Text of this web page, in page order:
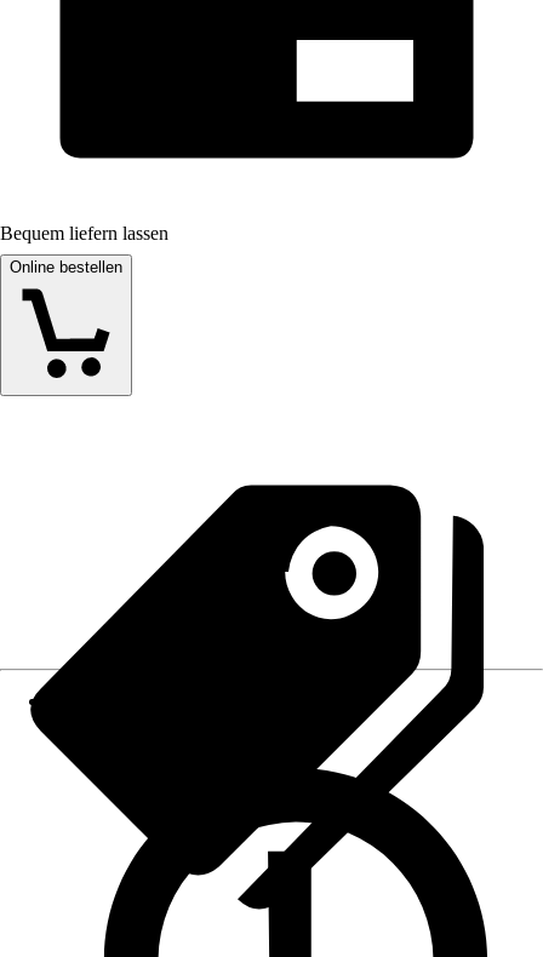
Bequem liefern lassen
Online bestellen